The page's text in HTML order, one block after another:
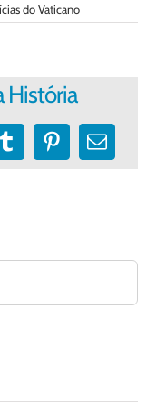
do Vaticano
História
TumblrPinterest
E-